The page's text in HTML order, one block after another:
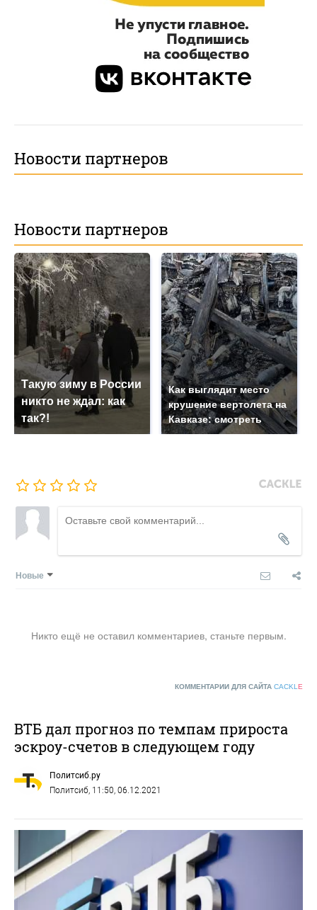
Новости партнеров
Новости партнеров
Такую зиму в России
никто не ждал: как
так?!
Как выглядит место
крушение вертолета на
Кавказе: смотреть
Новые
Никто ещё не оставил комментариев, станьте первым.
КОММЕНТАРИИ ДЛЯ САЙТА CACKL E
ВТБ дал прогноз по темпам прироста
эскроу-счетов в следующем году
Политсиб.ру
Политсиб , 11:50, 06.12.2021